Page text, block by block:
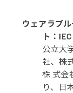
ウェアラブ
ト：
公立大
社、株
株 式会
り、日